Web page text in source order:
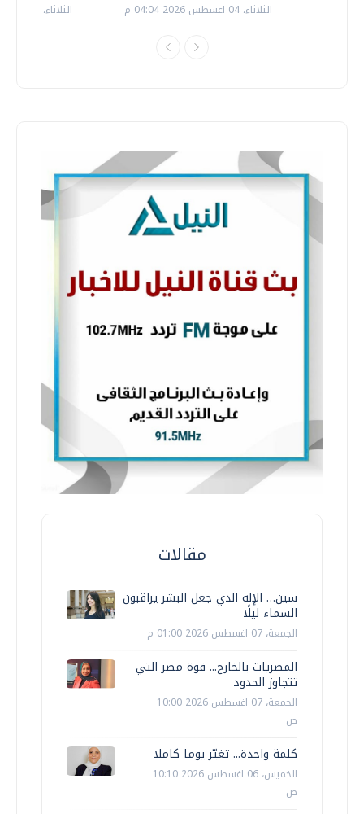
الثلاثاء، 14 يوليو 2026 06:11 م الثلاثاء، 04 اغسطس 2026 04:04 م
مقالات
سين… الإله الذي جعل البشر يراقبون
السماء ليلًا
الجمعة، 07 اغسطس 2026 01:00 م
المصريات بالخارج... قوة مصر التي
تتجاوز الحدود
الجمعة، 07 اغسطس 2026 10:00
ص
كلمة واحدة... تغيّر يوما كاملا
الخميس، 06 اغسطس 2026 10:10
ص